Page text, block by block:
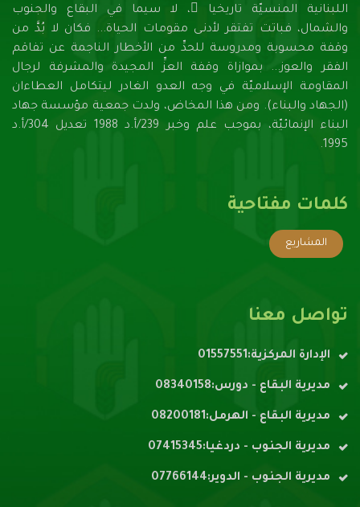
اللبنانية المنسيّة تاريخيا ً، لا سيما في البقاع والجنوب
والشمال، فباتت تفتقر لأدنـى مقومات الحياة... فكان لا بُدَّ من
وقفة محسوبة ومدروسة للحدِّ من الأخطار الناجمة عن تفاقم
الفقر والعوز... بموازاة وقفة العزِّ المجيدة والمشرفة لرجال
المقاومة الإسلاميّة في وجه العدو الغادر ليتكامل العطاءان
(الجهاد والبناء). ومن هذا المخاض، ولدت جمعية مؤسسة جهاد
البناء الإنمائيّة، بموجب علم وخبر 239/أ.د 1988 تعديل 304/أ.د
1995.
كلمات مفتاحية
المشاريع
تواصل معنا
الإدارة المركزية:01557551
مديرية البقاع - دورس:08340158
مديرية البقاع - الهرمل:08200181
مديرية الجنوب - دردغيا:07415345
مديرية الجنوب - الدوير:07766144